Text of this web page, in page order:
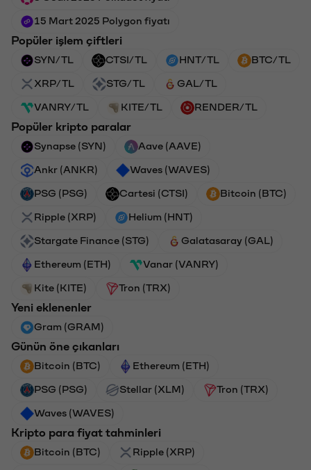
15 Mart 2025 Polygon fiyatı
Popüler işlem çiftleri
SYN/TL CTSI/TL HNT/TL BTC/TL
XRP/TL STG/TL GAL/TL
VANRY/TL KITE/TL RENDER/TL
Popüler kripto paralar
Synapse (SYN) Aave (AAVE)
Ankr (ANKR) Waves (WAVES)
PSG (PSG) Cartesi (CTSI) Bitcoin (BTC)
Ripple (XRP) Helium (HNT)
Stargate Finance (STG) Galatasaray (GAL)
Ethereum (ETH) Vanar (VANRY)
Kite (KITE) Tron (TRX)
Yeni eklenenler
Gram (GRAM)
Günün öne çıkanları
Bitcoin (BTC) Ethereum (ETH)
PSG (PSG) Stellar (XLM) Tron (TRX)
Waves (WAVES)
Kripto para fiyat tahminleri
Bitcoin (BTC) Ripple (XRP)